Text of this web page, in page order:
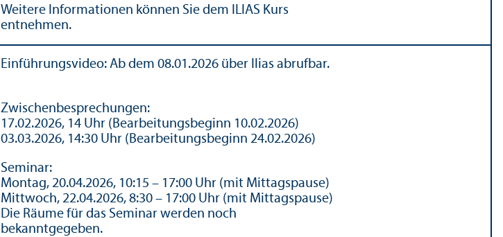
Weitere Informationen können Sie dem ILIAS Kurs
entnehmen.
Einführungs­video: Ab dem 08.01.2026 über Ilias abrufbar.
Zwischenbesprechungen:
17.02.2026, 14 Uhr (Bearbeitungs­beginn 10.02.2026)
03.03.2026, 14:30 Uhr (Bearbeitungs­beginn 24.02.2026)
Seminar:
Montag, 20.04.2026, 10:15 – 17:00 Uhr (mit Mittagspause)
Mittwoch, 22.04.2026, 8:30 – 17:00 Uhr (mit Mittagspause)
Die Räume für das Seminar werden noch
bekanntgegeben.